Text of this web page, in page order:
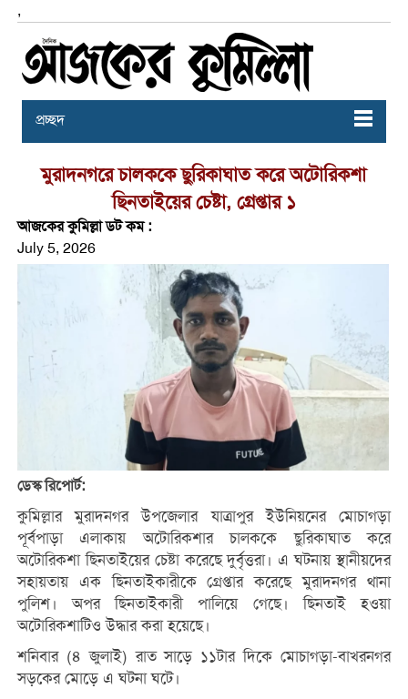
,
প্রচ্ছদ
মুরাদনগরে চালককে ছুরিকাঘাত করে অটোরিকশা
ছিনতাইয়ের চেষ্টা, গ্রেপ্তার ১
আজকের কুমিল্লা ডট কম :
July 5, 2026
ডেস্ক রিপোর্ট:
কুমিল্লার মুরাদনগর উপজেলার যাত্রাপুর ইউনিয়নের মোচাগড়া
পূর্বপাড়া এলাকায় অটোরিকশার চালককে ছুরিকাঘাত করে
অটোরিকশা ছিনতাইয়ের চেষ্টা করেছে দুর্বৃত্তরা। এ ঘটনায় স্থানীয়দের
সহায়তায় এক ছিনতাইকারীকে গ্রেপ্তার করেছে মুরাদনগর থানা
পুলিশ। অপর ছিনতাইকারী পালিয়ে গেছে। ছিনতাই হওয়া
অটোরিকশাটিও উদ্ধার করা হয়েছে।
শনিবার (৪ জুলাই) রাত সাড়ে ১১টার দিকে মোচাগড়া-বাখরনগর
সড়কের মোড়ে এ ঘটনা ঘটে।